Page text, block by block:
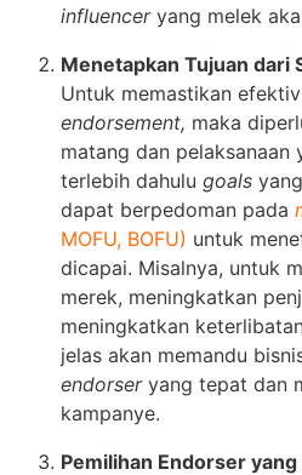
influenceryang melek
Menetapkan Tujuan dari
Untuk memastikan
endorsement, maka
matang dan pelaksanaan
terlebih dahulu goals
dapat berpedoman pada
MOFU, BOFU) untuk
dicapai. Misalnya, untuk
merek, meningkatkan
meningkatkan
jelas akan memandu
endorseryang tepat dan
kampanye.
Pemilihan Endorser